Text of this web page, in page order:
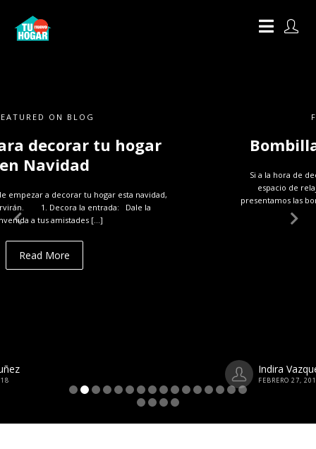
Bombillas de filamentos LED
Si a la hora de decorar no quiere mucha iluminación en su
espacio de relajación o cualquier parte de su hogar, te
presentamos las bombillas de filamentos LED. Las bombillas […]